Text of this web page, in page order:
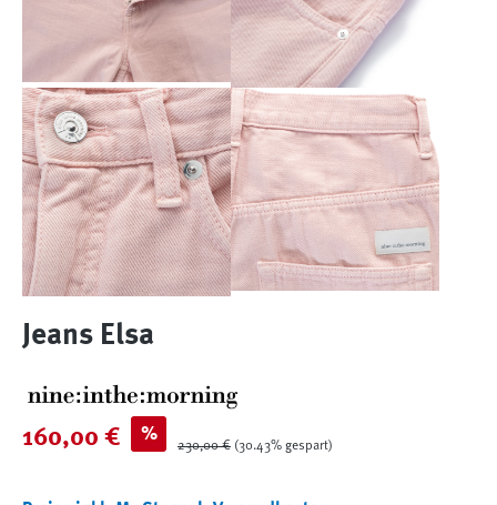
Jeans Elsa
Verkaufspreis:
160,00 € %
Regulärer Preis:
230,00 € (30.43% gespart)